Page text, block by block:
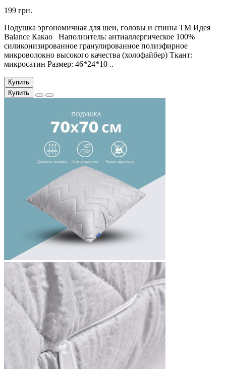
199 грн.
Подушка эргономичная для шеи, головы и спины ТМ Идея
Balance Какао Наполнитель: антиаллергическое 100%
силиконизированное гранулированное полиэфирное
микроволокно высокого качества (холофайбер) Ткант:
микросатин Размер: 46*24*10 ..
Купить
Купить